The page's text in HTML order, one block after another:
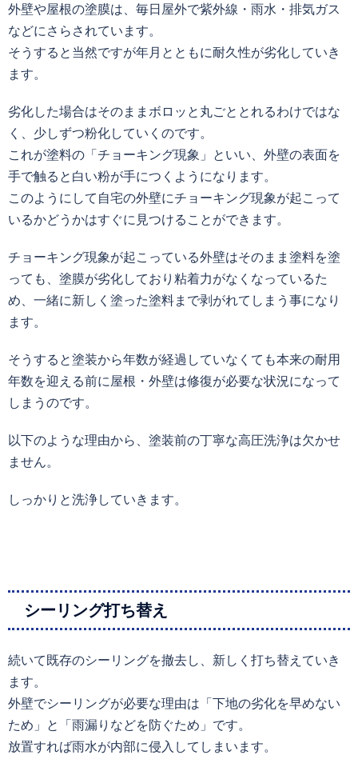
外壁や屋根の塗膜は、毎日屋外で紫外線・雨水・排気ガス
などにさらされています。
そうすると当然ですが年月とともに耐久性が劣化していき
ます。
劣化した場合はそのままボロッと丸ごととれるわけではな
く、少しずつ粉化していくのです。
これが塗料の「チョーキング現象」といい、外壁の表面を
手で触ると白い粉が手につくようになります。
このようにして自宅の外壁にチョーキング現象が起こって
いるかどうかはすぐに見つけることができます。
チョーキング現象が起こっている外壁はそのまま塗料を塗
っても、塗膜が劣化しており粘着力がなくなっているた
め、一緒に新しく塗った塗料まで剥がれてしまう事になり
ます。
そうすると塗装から年数が経過していなくても本来の耐用
年数を迎える前に屋根・外壁は修復が必要な状況になって
しまうのです。
以下のような理由から、塗装前の丁寧な高圧洗浄は欠かせ
ません。
しっかりと洗浄していきます。
シーリング打ち替え
続いて既存のシーリングを撤去し、新しく打ち替えていき
ます。
外壁でシーリングが必要な理由は「下地の劣化を早めない
ため」と「雨漏りなどを防ぐため」です。
放置すれば雨水が内部に侵入してしまいます。